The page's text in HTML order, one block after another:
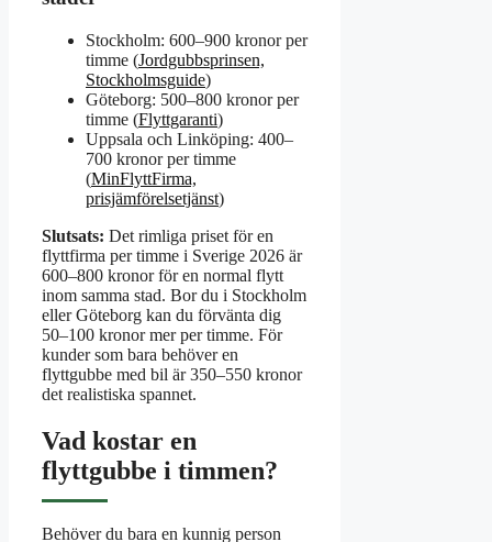
Stockholm: 600–900 kronor per
timme (Jordgubbsprinsen,
Stockholmsguide)
Göteborg: 500–800 kronor per
timme (Flyttgaranti)
Uppsala och Linköping: 400–
700 kronor per timme
(MinFlyttFirma,
prisjämförelsetjänst)
Slutsats: Det rimliga priset för en
flyttfirma per timme i Sverige 2026 är
600–800 kronor för en normal flytt
inom samma stad. Bor du i Stockholm
eller Göteborg kan du förvänta dig
50–100 kronor mer per timme. För
kunder som bara behöver en
flyttgubbe med bil är 350–550 kronor
det realistiska spannet.
Vad kostar en
flyttgubbe i timmen?
Behöver du bara en kunnig person